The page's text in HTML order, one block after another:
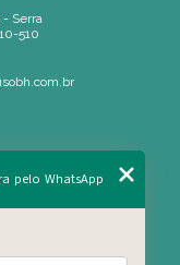
- Serra
510
pelo WhatsApp